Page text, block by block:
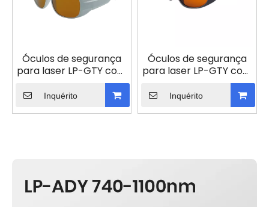
Óculos de segurança
para laser LP-GTY com
Inquérito
Óculos de segurança
para laser LP-GTY com
Inquérito